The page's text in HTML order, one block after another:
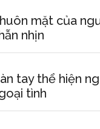
mặt của
nhịn
tay thể hiện
tình